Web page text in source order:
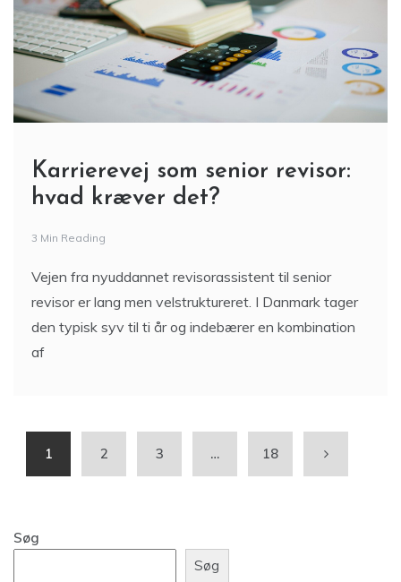
Karrierevej som senior revisor:
hvad kræver det?
3 Min Reading
Vejen fra nyuddannet revisorassistent til senior
revisor er lang men velstruktureret. I Danmark tager
den typisk syv til ti år og indebærer en kombination
af
1 2 3 … 18
Søg
Søg